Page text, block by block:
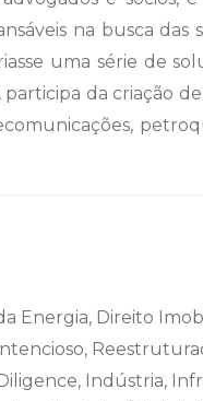
na busca das
uma série de
da criação
Energia, Direito
Indústria,